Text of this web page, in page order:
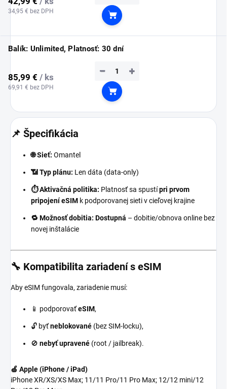
34,95 € bez DPH
Do košíka
Balík: Unlimited, Platnosť: 30 dní
85,99 € / ks
69,91 € bez DPH
+
−
Do košíka
📌 Špecifikácia
🌐 Sieť: Omantel
📶 Typ plánu: Len dáta (data-only)
⏱️ Aktivačná politika: Platnosť sa spustípri prvom
pripojení eSIM k podporovanej sieti v cieľovej krajine
🔁 Možnosť dobitia: Dostupná – dobitie/obnova online bez
novej inštalácie
🔧 Kompatibilita zariadení s eSIM
Aby eSIM fungovala, zariadenie musí:
📱 podporovaťeSIM,
🔓 byťneblokované (bez SIM-locku),
🚫 nebyť upravené (root / jailbreak).
🍏 Apple (iPhone / iPad)
iPhone XR/XS/XS Max; 11/11 Pro/11 Pro Max; 12/12 mini/12